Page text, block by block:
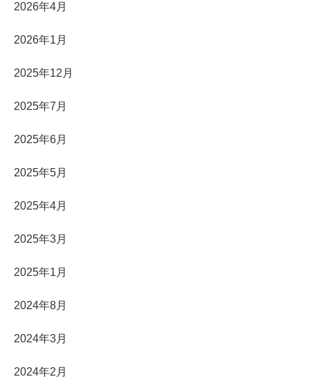
2026年4月
2026年1月
2025年12月
2025年7月
2025年6月
2025年5月
2025年4月
2025年3月
2025年1月
2024年8月
2024年3月
2024年2月